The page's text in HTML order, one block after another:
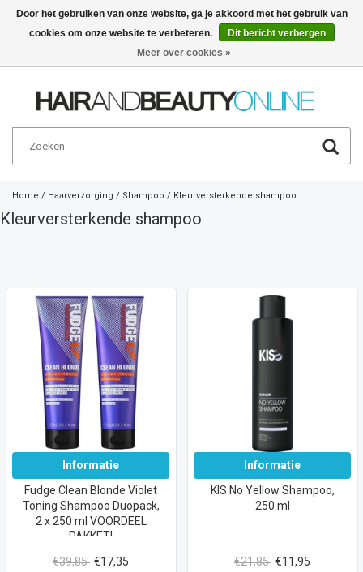
Nederlands €
Home / Haarverzorging / Shampoo / Kleurversterkende shampoo
Kleurversterkende shampoo
Informatie
Fudge Clean Blonde Violet
Toning Shampoo Duopack,
2 x 250 ml VOORDEEL
PAKKET!
€39,85 €17,35
Informatie
KIS No Yellow Shampoo,
250 ml
€21,85 €11,95
Door het gebruiken van onze website, ga je akkoord met het gebruik van
cookies om onze website te verbeteren.
Dit bericht verbergen
Meer over cookies »